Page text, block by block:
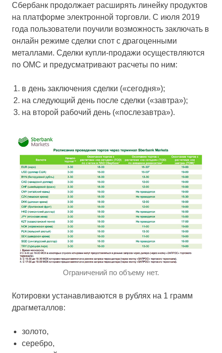
Сбербанк продолжает расширять линейку продуктов
на платформе электронной торговли. С июля 2019
года пользователи поучили возможность заключать в
онлайн режиме сделки спот с драгоценными
металлами. Сделки купли-продажи осуществляются
по ОМС и предусматривают расчеты по ним:
в день заключения сделки («сегодня»);
на следующий день после сделки («завтра»);
на второй рабочий день («послезавтра»).
Ограничений по объему нет.
Котировки устанавливаются в рублях на 1 грамм
драгметаллов:
золото,
серебро,